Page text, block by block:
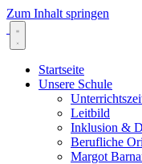
Zum Inhalt springen
Startseite
Unsere Schule
Leitbild
Inklusion &
Berufliche
Margot